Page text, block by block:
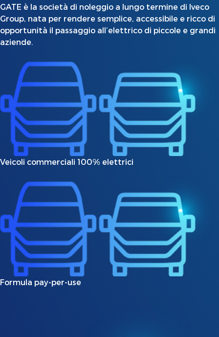
GATE è la società di noleggio a lungo termine di Iveco
Group, nata per rendere semplice, accessibile e ricco di
opportunità il passaggio all’elettrico di piccole e grandi
aziende.
Veicoli commerciali 100% elettrici
Formula pay-per-use